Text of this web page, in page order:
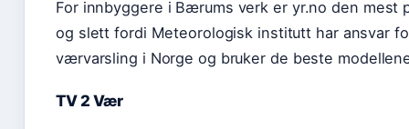
For innbyggere i Bærums verk er yr.no den mest
og slett fordi Meteorologisk institutt har ansvar
værvarsling i Norge og bruker de beste
TV 2 Vær